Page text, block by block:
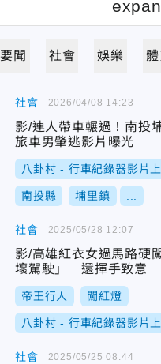
要聞 社會 娛樂 體
社會
影/連人帶車輾過！南投
旅車男肇逃影片曝光
八卦村 - 行車紀錄器影片
南投縣 埔里鎮
2026/04/08 14:23
社會
影/高雄紅衣女過馬路硬
壞駕駛」 還揮手致意
帝王行人 闖紅燈
八卦村 - 行車紀錄器影片
2025/05/28 12:07
社會 2025/05/25 08:44